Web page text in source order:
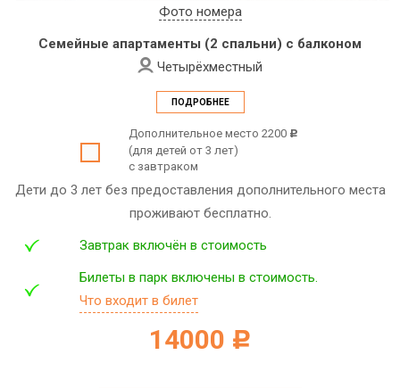
Фото номера
Семейные апартаменты (2 спальни) с балконом
Четырёхместный
ПОДРОБНЕЕ
Дополнительное место 2200 c
(для детей от 3 лет)
с завтраком
Дети до 3 лет без предоставления дополнительного места
проживают бесплатно.
Завтрак включён в стоимость
Билеты в парк включены в стоимость.
Что входит в билет
14000 c